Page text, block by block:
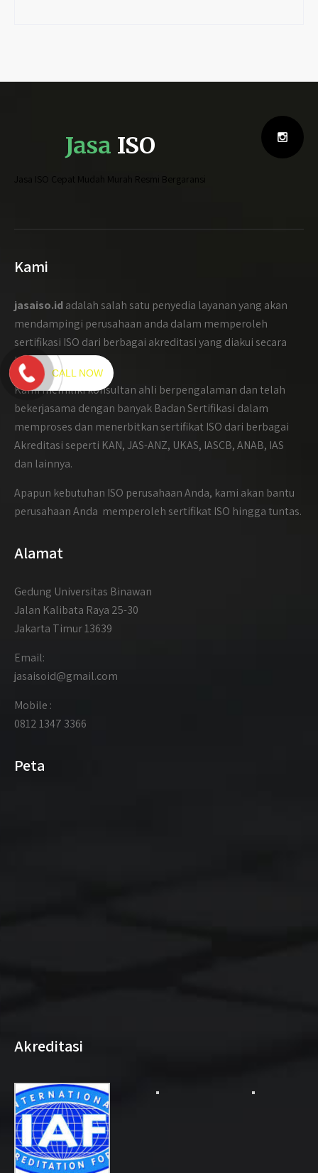
Jasa ISO
Jasa ISO Cepat Mudah Murah Resmi Bergaransi
Kami
jasaiso.id adalah salah satu penyedia layanan yang akan
mendampingi perusahaan anda dalam memperoleh
sertifikasi ISO dari berbagai akreditasi yang diakui secara
International.
Kami memiliki konsultan ahli berpengalaman dan telah
bekerjasama dengan banyak Badan Sertifikasi dalam
memproses dan menerbitkan sertifikat ISO dari berbagai
Akreditasi seperti KAN, JAS-ANZ, UKAS, IASCB, ANAB, IAS
dan lainnya.
Apapun kebutuhan ISO perusahaan Anda, kami akan bantu
perusahaan Anda memperoleh sertifikat ISO hingga tuntas.
Alamat
Gedung Universitas Binawan
Jalan Kalibata Raya 25-30
Jakarta Timur 13639
Email:
jasaisoid@gmail.com
Mobile :
0812 1347 3366
Peta
Akreditasi
CALL NOW